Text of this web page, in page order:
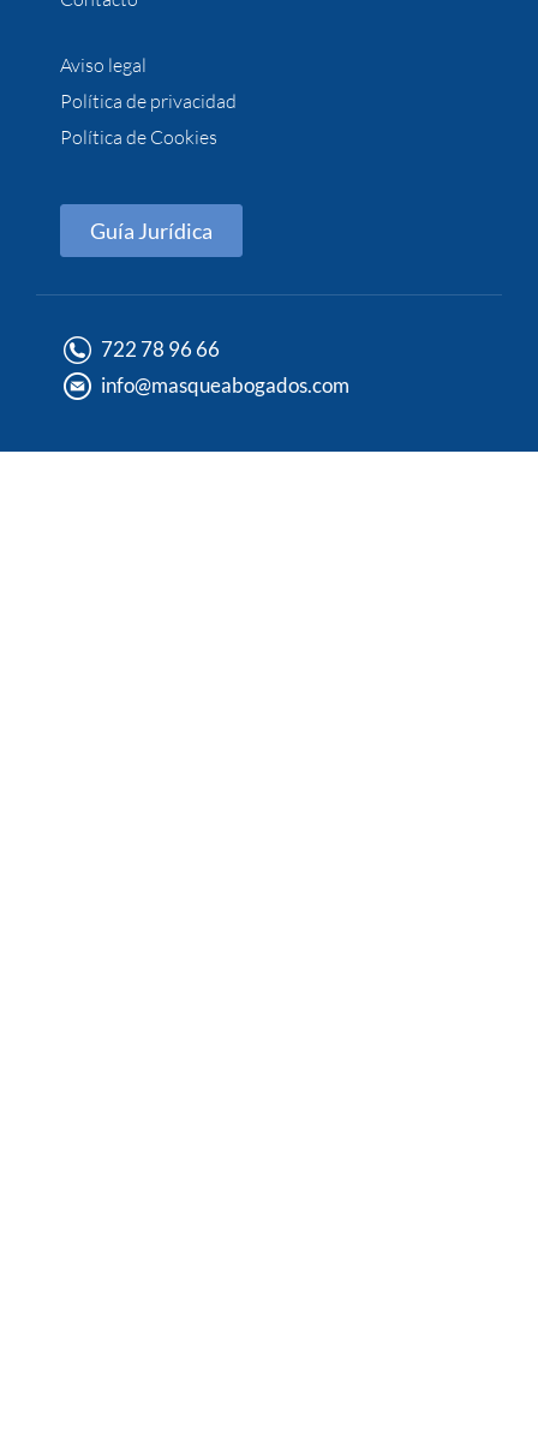
Aviso legal
Política de privacidad
Política de Cookies
Guía Jurídica
722 78 96 66
info@masqueabogados.com